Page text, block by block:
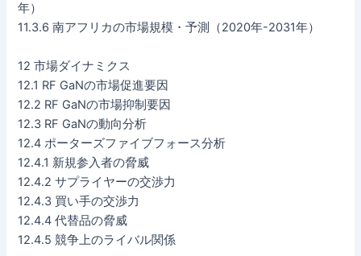
年）
11.3.6 南アフリカの市場規模・予測（2020年-2031年）
12 市場ダイナミクス
12.1 RF GaNの市場促進要因
12.2 RF GaNの市場抑制要因
12.3 RF GaNの動向分析
12.4 ポーターズファイブフォース分析
12.4.1 新規参入者の脅威
12.4.2 サプライヤーの交渉力
12.4.3 買い手の交渉力
12.4.4 代替品の脅威
12.4.5 競争上のライバル関係